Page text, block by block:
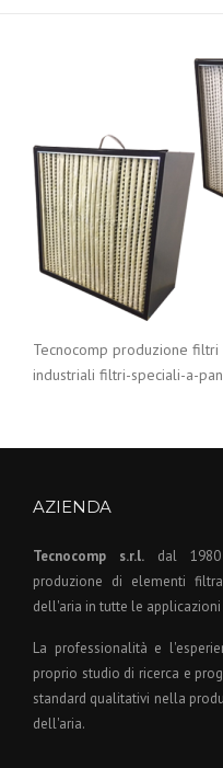
Tecnocomp produzione
industriali filtri-speciali-a-
AZIENDA
Tecnocomp s.r.l.dal 1980
produzione di elementi
dell'aria in tutte le
La professionalità e
proprio studio di ricerca e
standard qualitativi nella
dell'aria.